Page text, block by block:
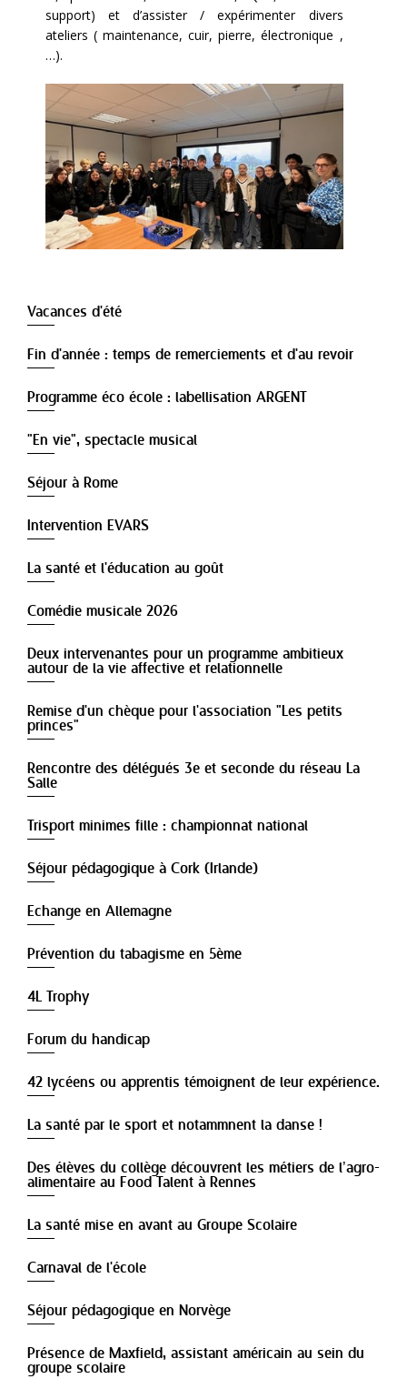
support) et d’assister / expérimenter divers
ateliers ( maintenance, cuir, pierre, électronique ,
…).
Vacances d'été
Fin d'année : temps de remerciements et d'au revoir
Programme éco école : labellisation ARGENT
"En vie", spectacle musical
Séjour à Rome
Intervention EVARS
La santé et l'éducation au goût
Comédie musicale 2026
Deux intervenantes pour un programme ambitieux
autour de la vie affective et relationnelle
Remise d'un chèque pour l'association "Les petits
princes"
Rencontre des délégués 3e et seconde du réseau La
Salle
Trisport minimes fille : championnat national
Séjour pédagogique à Cork (Irlande)
Echange en Allemagne
Prévention du tabagisme en 5ème
4L Trophy
Forum du handicap
42 lycéens ou apprentis témoignent de leur expérience.
La santé par le sport et notammnent la danse !
Des élèves du collège découvrent les métiers de l’agro-
alimentaire au Food Talent à Rennes
La santé mise en avant au Groupe Scolaire
Carnaval de l'école
Séjour pédagogique en Norvège
Présence de Maxfield, assistant américain au sein du
groupe scolaire